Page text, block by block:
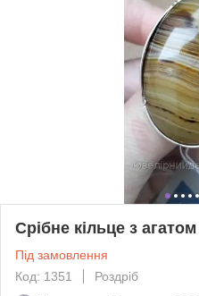
Срібне кільце з агатом
Під замовлення
Код: 1351
Роздріб